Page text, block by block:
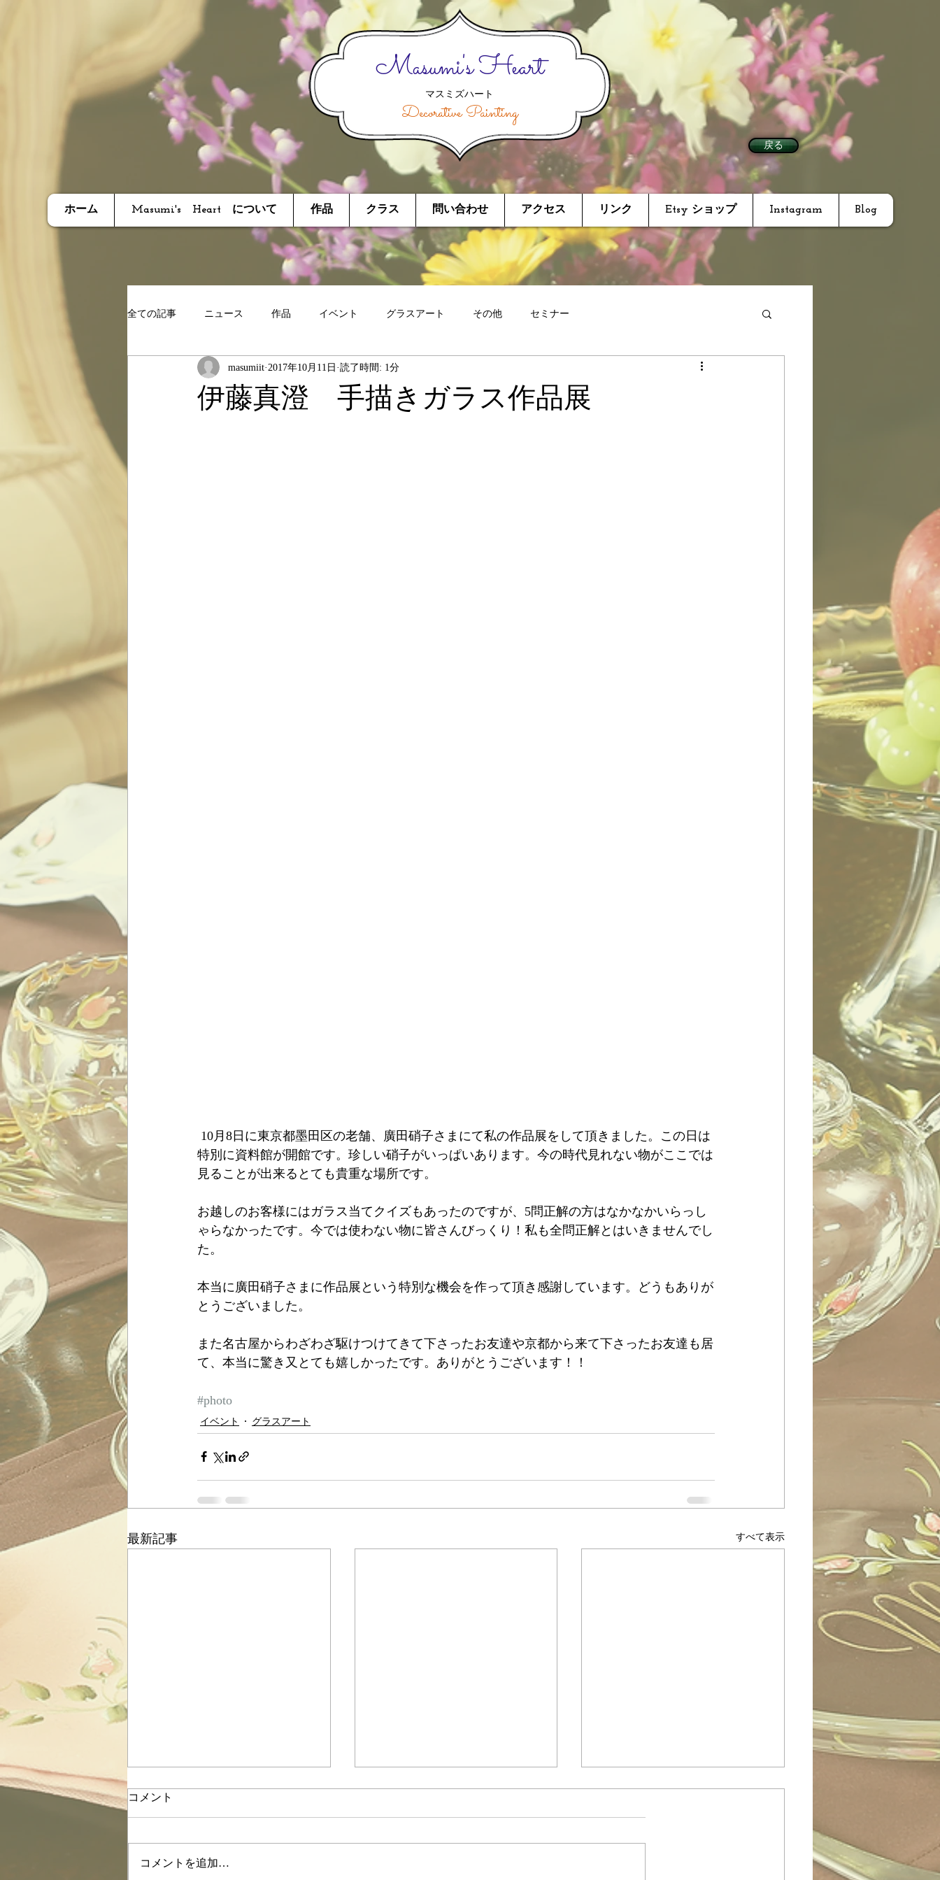
Masumi's Heart
マスミズハート
Decorative Painting
戻る
ホーム Masumi's Heart について 作品 クラス 問い合わせ アクセス リンク Etsy ショップ Instagram Blog
全ての記事 ニュース 作品 イベント グラスアート その他 セミナー
伊藤真澄 手描きガラス作品展
masumiit 2017年10月11日 読了時間: 1分
特別に資料館が開館です。珍しい硝子がいっぱいあります。今の時代見れない物がここでは
見ることが出来るとても貴重な場所です。
お越しのお客様にはガラス当てクイズもあったのですが、5問正解の方はなかなかいらっし
ゃらなかったです。今では使わない物に皆さんびっくり！私も全問正解とはいきませんでし
た。
本当に廣田硝子さまに作品展という特別な機会を作って頂き感謝しています。どうもありが
とうございました。
また名古屋からわざわざ駆けつけてきて下さったお友達や京都から来て下さったお友達も居
て、本当に驚き又とても嬉しかったです。ありがとうございます！！
#photo
イベント グラスアート
最新記事 すべて表示
コメント
コメントを追加…